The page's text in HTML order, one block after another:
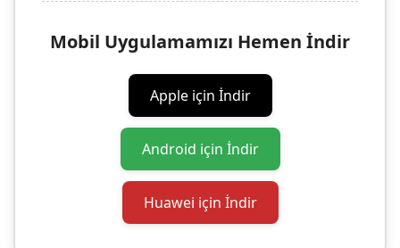
Mobil Uygulamamızı Hemen İndir
Apple için İndir
Android için İndir
Huawei için İndir